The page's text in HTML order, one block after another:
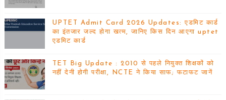
UPTET Admit Card 2026 Updates: एडमिट कार्ड
का इंतजार जल्द होगा खत्म, जानिए किस दिन आएगा uptet
एडमिट कार्ड
TET Big Update : 2010 से पहले नियुक्त शिक्षकों को
नहीं देनी होगी परीक्षा, NCTE ने किया साफ; फटाफट जानें